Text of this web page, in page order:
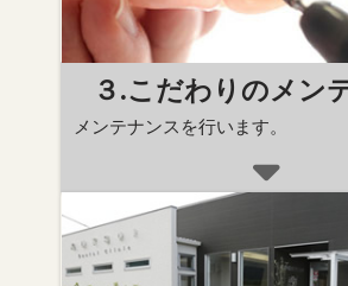
３.こだわりのメン
メンテナンスを行います。